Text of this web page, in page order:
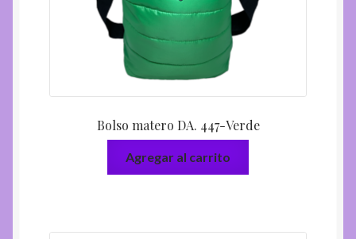
Bolso matero DA. 447-Verde
Agregar al carrito